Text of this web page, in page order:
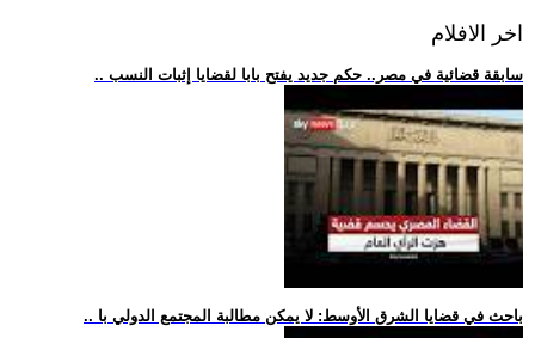
اخر الافلام
.. سابقة قضائية في مصر.. حكم جديد يفتح بابا لقضايا إثبات النسب
.. باحث في قضايا الشرق الأوسط: لا يمكن مطالبة المجتمع الدولي با